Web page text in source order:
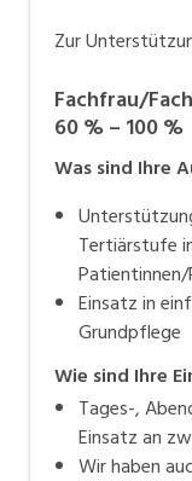
Zur
Fachfrau/
60 % – 100 %
Was sind Ihre
Tertiärstufe
Einsatz in
Grundpflege
Wie sind Ihre
Tages-,
Einsatz an
Wir haben